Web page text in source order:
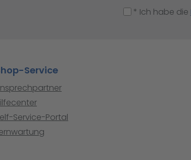
* Ich habe die
Service
Service-Portal